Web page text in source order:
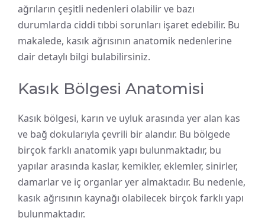
ağrıların çeşitli nedenleri olabilir ve bazı
durumlarda ciddi tıbbi sorunları işaret edebilir. Bu
makalede, kasık ağrısının anatomik nedenlerine
dair detaylı bilgi bulabilirsiniz.
Kasık Bölgesi Anatomisi
Kasık bölgesi, karın ve uyluk arasında yer alan kas
ve bağ dokularıyla çevrili bir alandır. Bu bölgede
birçok farklı anatomik yapı bulunmaktadır, bu
yapılar arasında kaslar, kemikler, eklemler, sinirler,
damarlar ve iç organlar yer almaktadır. Bu nedenle,
kasık ağrısının kaynağı olabilecek birçok farklı yapı
bulunmaktadır.